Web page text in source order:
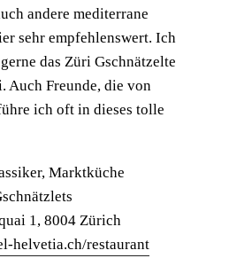
andere mediterrane
sehr empfehlenswert. Ich
das Züri Gschnätzelte
Auch Freunde, die von
ich oft in dieses tolle
Marktküche
1, 8004 Zürich
helvetia.ch/restaurant